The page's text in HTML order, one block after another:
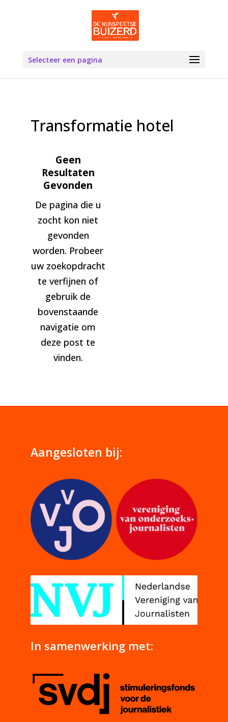
Selecteer een pagina
Transformatie hotel
Geen
Resultaten
Gevonden
De pagina die u
zocht kon niet
gevonden
worden. Probeer
uw zoekopdracht
te verfijnen of
gebruik de
bovenstaande
navigatie om
deze post te
vinden.
Aangesloten bij:
In samenwerking met: